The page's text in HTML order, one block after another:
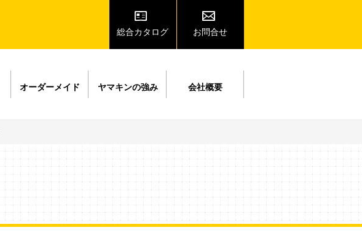
総合カタログ お問合せ
オーダーメイド ヤマキンの強み 会社概要